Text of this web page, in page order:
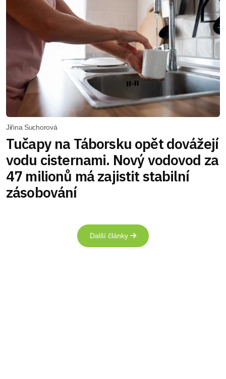
Jiřina Suchorová
Tučapy na Táborsku opět dovážejí
vodu cisternami. Nový vodovod za
47 milionů má zajistit stabilní
zásobování
Další články